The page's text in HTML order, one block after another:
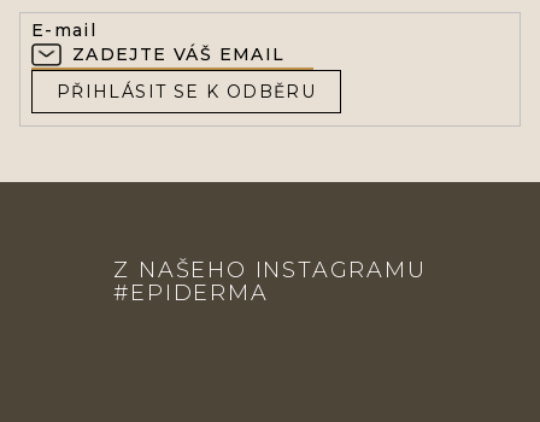
E-mail
PŘIHLÁSIT SE K ODBĚRU
Z NAŠEHO INSTAGRAMU
#EPIDERMA